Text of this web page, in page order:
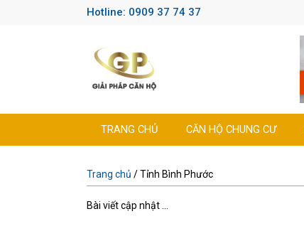
Hotline: 0909 37 74 37
TRANG CHỦ CĂN HỘ CHUNG CƯ
Trang chủ /Tỉnh Bình Phước
Bài viết cập nhật ...